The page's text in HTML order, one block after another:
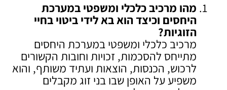
מהו מרכיב כלכלי ומשפטי במערכת
היחסים וכיצד הוא בא לידי ביטוי בחיי
הזוגיות?
מרכיב כלכלי ומשפטי במערכת היחסים
מתייחס להסכמות, זכויות וחובות הקשורים
לרכוש, הכנסות, הוצאות ועתיד משותף, והוא
משפיע על האופן שבו בני זוג מקבלים